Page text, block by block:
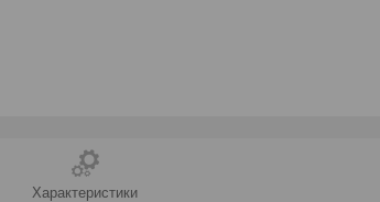
Характеристики